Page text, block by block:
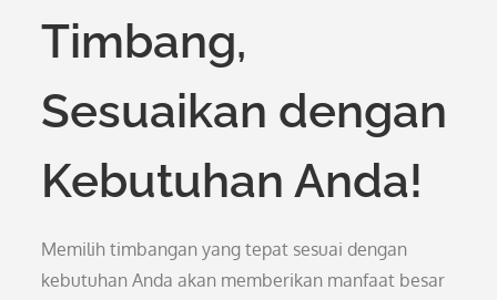
Timbang,
Sesuaikan dengan
Kebutuhan Anda!
Memilih timbangan yang tepat sesuai dengan
kebutuhan Anda akan memberikan manfaat besar